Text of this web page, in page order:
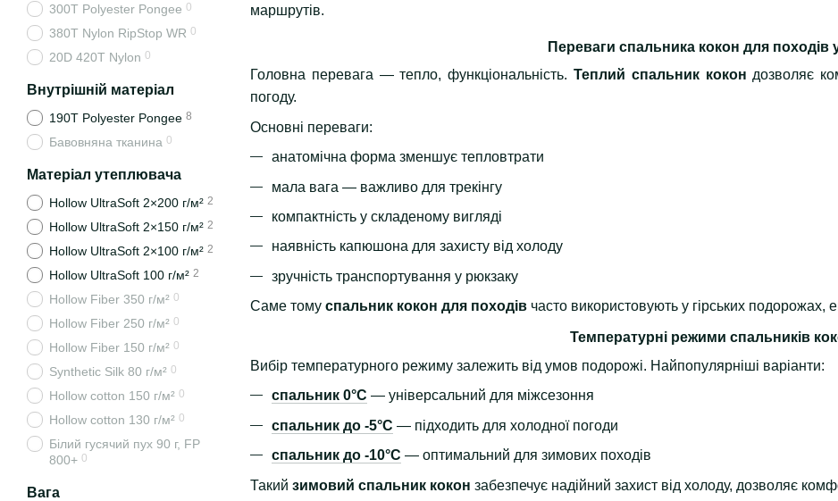
маршрутів.
Переваги спальника кокон для походів
Головна перевага — тепло, функціональність. Теплий спальник кокон дозволяє
погоду.
Основні переваги:
анатомічна форма зменшує тепловтрати
мала вага — важливо для трекінгу
компактність у складеному вигляді
наявність капюшона для захисту від холоду
зручність транспортування у рюкзаку
Саме тому спальник кокон для походів часто використовують у гірських подорожах,
Температурні режими спальників
Вибір температурного режиму залежить від умов подорожі. Найпопулярніші варіанти:
спальник 0°C — універсальний для міжсезоння
спальник до -5°C — підходить для холодної погоди
спальник до -10°C — оптимальний для зимових походів
Такий зимовий спальник кокон забезпечує надійний захист від холоду, дозволяє
300T Polyester Pongee 0
380T Nylon RipStop WR 0
20D 420T Nylon 0
Внутрішній матеріал
190T Polyester Pongee 8
Бавовняна тканина 0
Матеріал утеплювача
Hollow UltraSoft 2×200 г/м² 2
Hollow UltraSoft 2×150 г/м² 2
Hollow UltraSoft 2×100 г/м² 2
Hollow UltraSoft 100 г/м² 2
Hollow Fiber 350 г/м² 0
Hollow Fiber 250 г/м² 0
Hollow Fiber 150 г/м² 0
Synthetic Silk 80 г/м² 0
Hollow cotton 150 г/м² 0
Hollow cotton 130 г/м² 0
Білий гусячий пух 90 г, FP
800+ 0
Вага